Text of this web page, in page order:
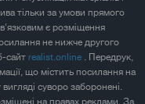
тільки за умови прямого
є розміщення
не нижче другого
сайт realist.online . Передрук,
що містить посилання на
суворо заборонені.